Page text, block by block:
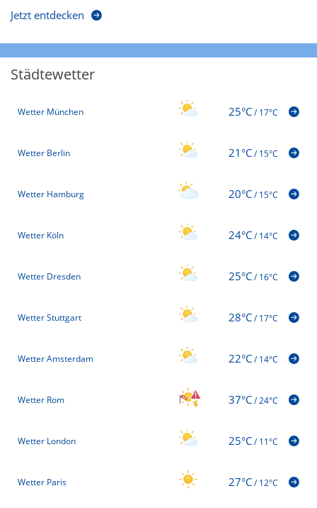
Jetzt entdecken
Städtewetter
Wetter München 25°C/17°C
Wetter Berlin 21°C/15°C
Wetter Hamburg 20°C/15°C
Wetter Köln 24°C/14°C
Wetter Dresden 25°C/16°C
Wetter Stuttgart 28°C/17°C
Wetter Amsterdam 22°C/14°C
Wetter Rom 37°C/24°C
Wetter London 25°C/11°C
Wetter Paris 27°C/12°C